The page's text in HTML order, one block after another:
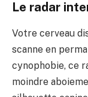
Le radar
Votre cerveau
scanne en
cynophobie, ce
moindre